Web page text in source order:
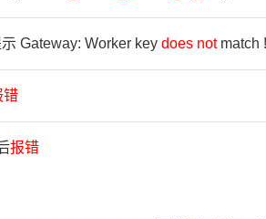
示 Gateway: Worker key does notmatch
错
报错